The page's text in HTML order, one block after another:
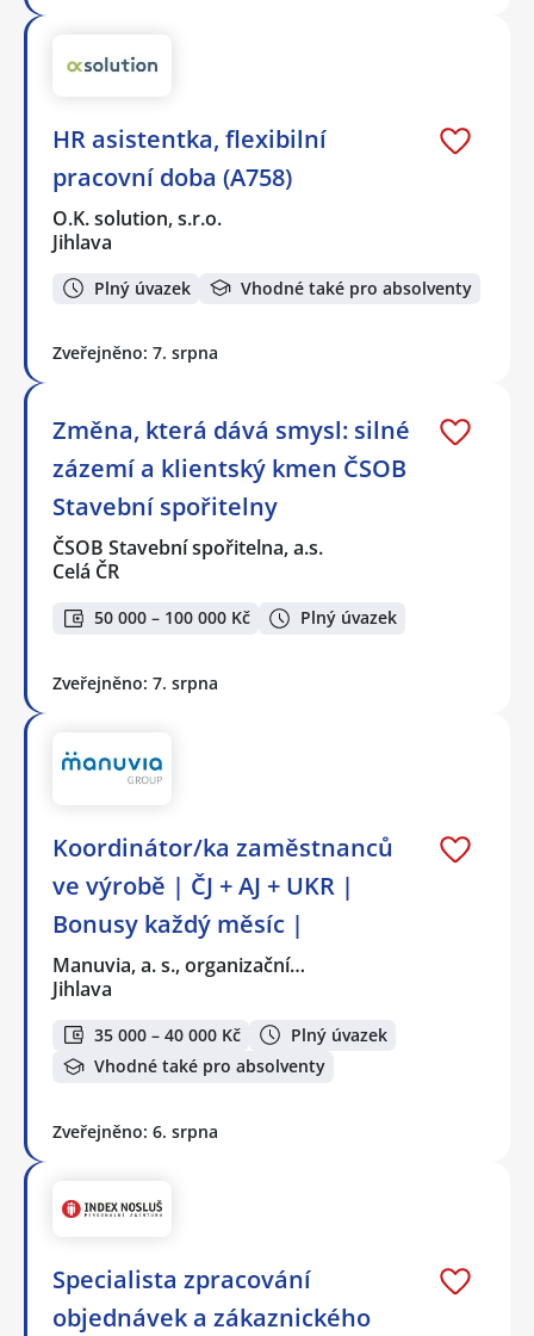
HR asistentka, flexibilní
pracovní doba (A758)
O.K. solution, s.r.o.
Jihlava
Plný úvazek Vhodné také pro absolventy
Zveřejněno: 7. srpna
Změna, která dává smysl: silné
zázemí a klientský kmen ČSOB
Stavební spořitelny
ČSOB Stavební spořitelna, a.s.
Celá ČR
50 000 – 100 000 Kč Plný úvazek
Zveřejněno: 7. srpna
Koordinátor/ka zaměstnanců
ve výrobě | ČJ + AJ + UKR |
Bonusy každý měsíc |
Manuvia, a. s., organizační…
Jihlava
35 000 – 40 000 Kč
Plný úvazek
Vhodné také pro absolventy
Zveřejněno: 6. srpna
Specialista zpracování
objednávek a zákaznického